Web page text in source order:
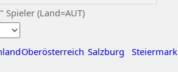
(Land=AUT)
Oberösterreich Salzburg Steiermark